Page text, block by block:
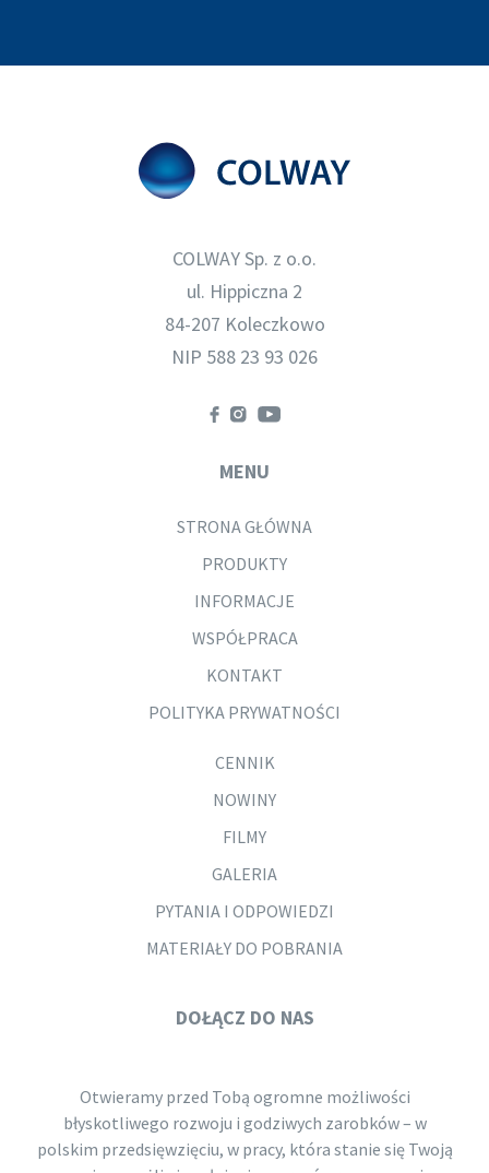
COLWAY Sp. z o.o.
ul. Hippiczna 2
84-207 Koleczkowo
NIP 588 23 93 026
MENU
STRONA GŁÓWNA
PRODUKTY
INFORMACJE
WSPÓŁPRACA
KONTAKT
POLITYKA PRYWATNOŚCI
CENNIK
NOWINY
FILMY
GALERIA
PYTANIA I ODPOWIEDZI
MATERIAŁY DO POBRANIA
DOŁĄCZ DO NAS
Otwieramy przed Tobą ogromne możliwości
błyskotliwego rozwoju i godziwych zarobków – w
polskim przedsięwzięciu, w pracy, która stanie się Twoją